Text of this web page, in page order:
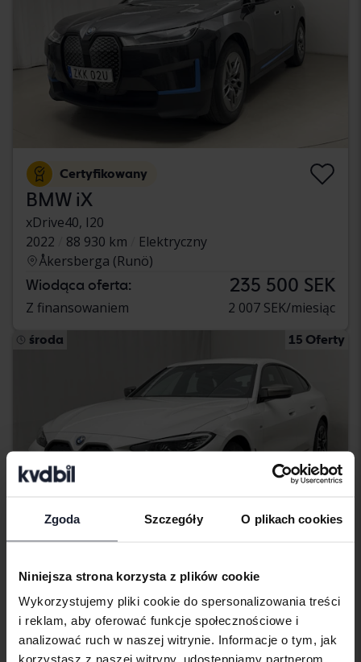
Zgoda Szczegóły O plikach cookies
Niniejsza strona korzysta z plików cookie
Wykorzystujemy pliki cookie do spersonalizowania treści
i reklam, aby oferować funkcje społecznościowe i
analizować ruch w naszej witrynie. Informacje o tym, jak
korzystasz z naszej witryny, udostępniamy partnerom
Certyfikowany
BMW iX
xDrive40, I20
2022
88 930 km
Elektryczny
Åkersberga (Runö)
Wiodąca oferta: 235 500 SEK
Z finansowaniem 2 007 SEK/miesiąc
środa 15 Oferty
Certyfikowany
BMW i4
M50 xDrive, G26
2024
45 130 km
Elektryczny